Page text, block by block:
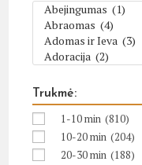
Trukmė:
1-10 min (810)
10-20 min (204)
20-30 min (188)